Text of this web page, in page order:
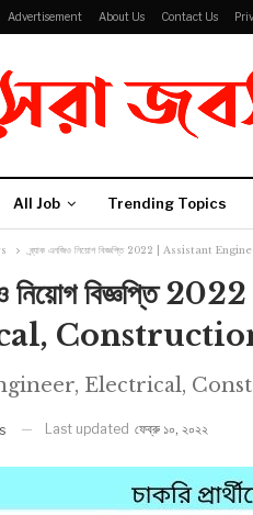
Advertisement About Us Contact Us
All Job Trending Topics
ব্র্যাক এনজিও নিয়োগ বিজ্ঞপ্তি 2022 | Assistant
নিয়োগ
Electrical,
Last updated ফেব্রু ১০, ২০২২